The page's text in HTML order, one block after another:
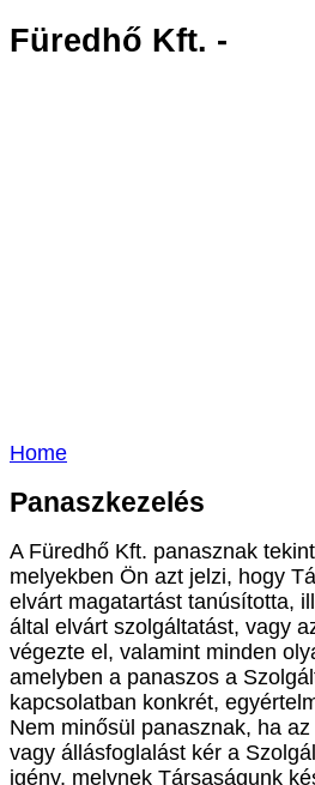
Füredhő Kft. -
Home
Panaszkezelés
A Füredhő Kft. panasznak
melyekben Ön azt jelzi, hogy
elvárt magatartást tanúsította,
által elvárt szolgáltatást, vagy
végezte el, valamint minden
amelyben a panaszos a
kapcsolatban konkrét,
Nem minősül panasznak, ha
vagy állásfoglalást kér a
igény, melynek Társaságunk